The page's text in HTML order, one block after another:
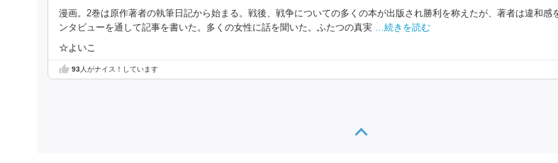
漫画。2巻は原作著者の執筆日記から始まる。戦後、戦争についての多くの本が出版され勝利を称えたが、著者は違和感
ンタビューを通して記事を書いた。多くの女性に話を聞いた。ふたつの真実
…続きを読む
☆よいこ
93人がナイス！しています